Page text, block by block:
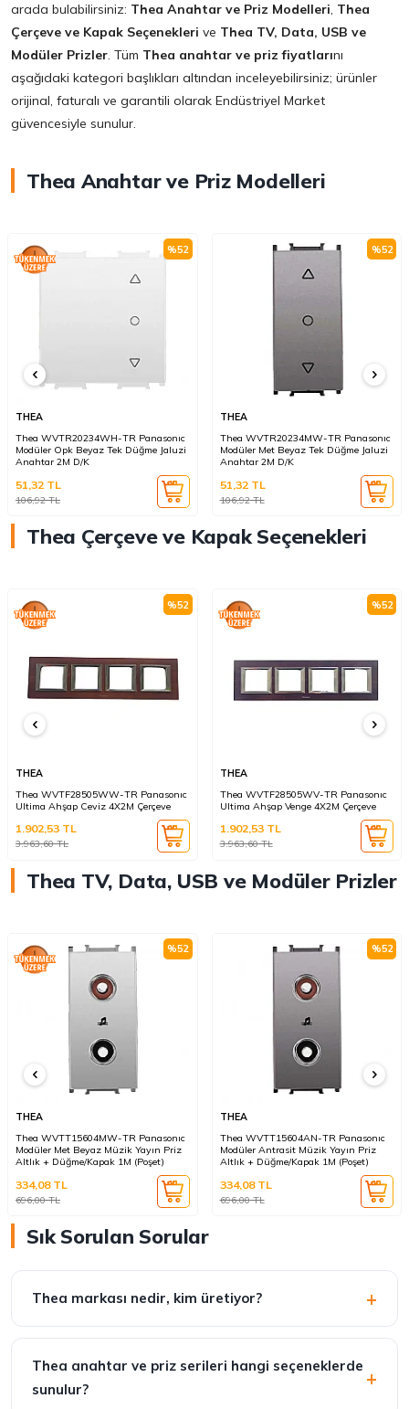
arada bulabilirsiniz: Thea Anahtar ve Priz Modelleri, Thea
Çerçeve ve Kapak Seçenekleri ve Thea TV, Data, USB ve
Modüler Prizler. Tüm Thea anahtar ve priz fiyatlarını
aşağıdaki kategori başlıkları altından inceleyebilirsiniz; ürünler
orijinal, faturalı ve garantili olarak Endüstriyel Market
güvencesiyle sunulur.
Thea Anahtar ve Priz Modelleri
%52
THEA
Thea WVTR20234WH-TR Panasonıc
Modüler Opk Beyaz Tek Düğme Jaluzi
Anahtar 2M D/K
106,92TL
51,32 TL
%52
THEA
Thea WVTR20234MW-TR Panasonıc
Modüler Met Beyaz Tek Düğme Jaluzi
Anahtar 2M D/K
106,92TL
51,32TL
Thea Çerçeve ve Kapak Seçenekleri
%52
THEA
Thea WVTF28505WW-TR Panasonıc
Ultima Ahşap Ceviz 4X2M Çerçeve
3.963,60TL
1.902,53 TL
%52
THEA
Thea WVTF28505WV-TR Panasonıc
Ultima Ahşap Venge 4X2M Çerçeve
3.963,60TL
1.902,53TL
Thea TV, Data, USB ve Modüler Prizler
%52
THEA
Thea WVTT15604MW-TR Panasonıc
Modüler Met Beyaz Müzik Yayın Priz
Altlık + Düğme/Kapak 1M (Poşet)
696,00TL
334,08TL
%52
THEA
Thea WVTT15604AN-TR Panasonıc
Modüler Antrasit Müzik Yayın Priz
Altlık + Düğme/Kapak 1M (Poşet)
696,00TL
334,08TL
Sık Sorulan Sorular
Thea markası nedir, kim üretiyor?
Thea anahtar ve priz serileri hangi seçeneklerde
sunulur?